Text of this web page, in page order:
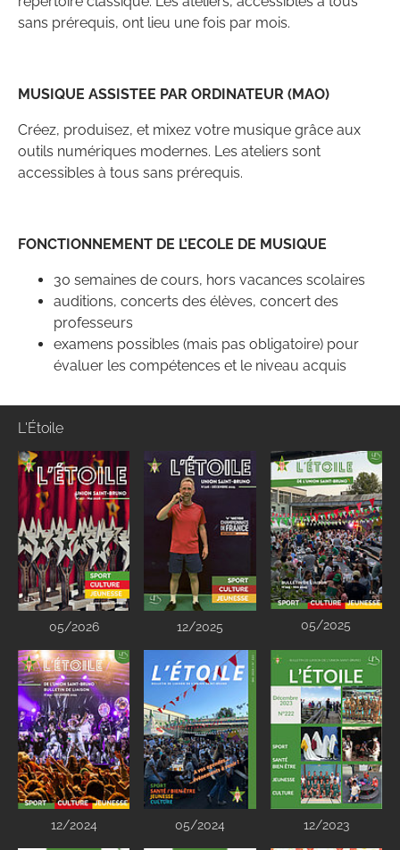
sans prérequis, ont lieu une fois par mois.
MUSIQUE ASSISTEE PAR ORDINATEUR (MAO)
Créez, produisez, et mixez votre musique grâce aux
outils numériques modernes. Les ateliers sont
accessibles à tous sans prérequis.
FONCTIONNEMENT DE L’ECOLE DE MUSIQUE
30 semaines de cours, hors vacances scolaires
auditions, concerts des élèves, concert des
professeurs
examens possibles (mais pas obligatoire) pour
évaluer les compétences et le niveau acquis
L'Étoile
05/2026 12/2025 05/2025
12/2024 05/2024 12/2023